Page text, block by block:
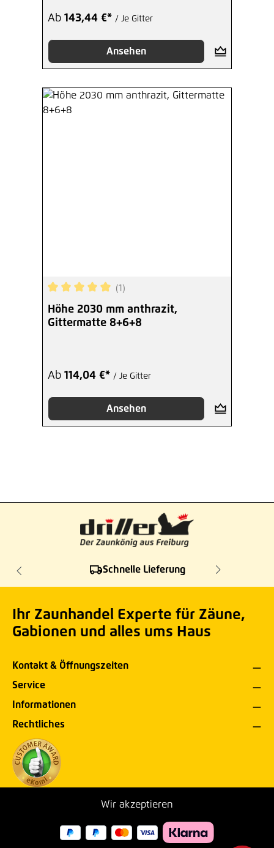
Ab 143,44 €* / Je Gitter
Ansehen
Durchschnittliche Bewertung von 5 von 5
(1)
Höhe 2030 mm anthrazit,
Gittermatte 8+6+8
Ab 114,04 €* / Je Gitter
Ansehen
Schnelle Lieferung
Ihr Zaunhandel Experte für Zäune,
Gabionen und alles ums Haus
Kontakt & Öffnungszeiten
Service
Informationen
Rechtliches
Wir akzeptieren